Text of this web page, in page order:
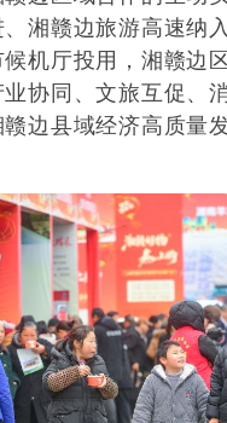
湘赣边旅游高速纳
机厅投用，湘赣边
协同、文旅互促、
边县域经济高质量